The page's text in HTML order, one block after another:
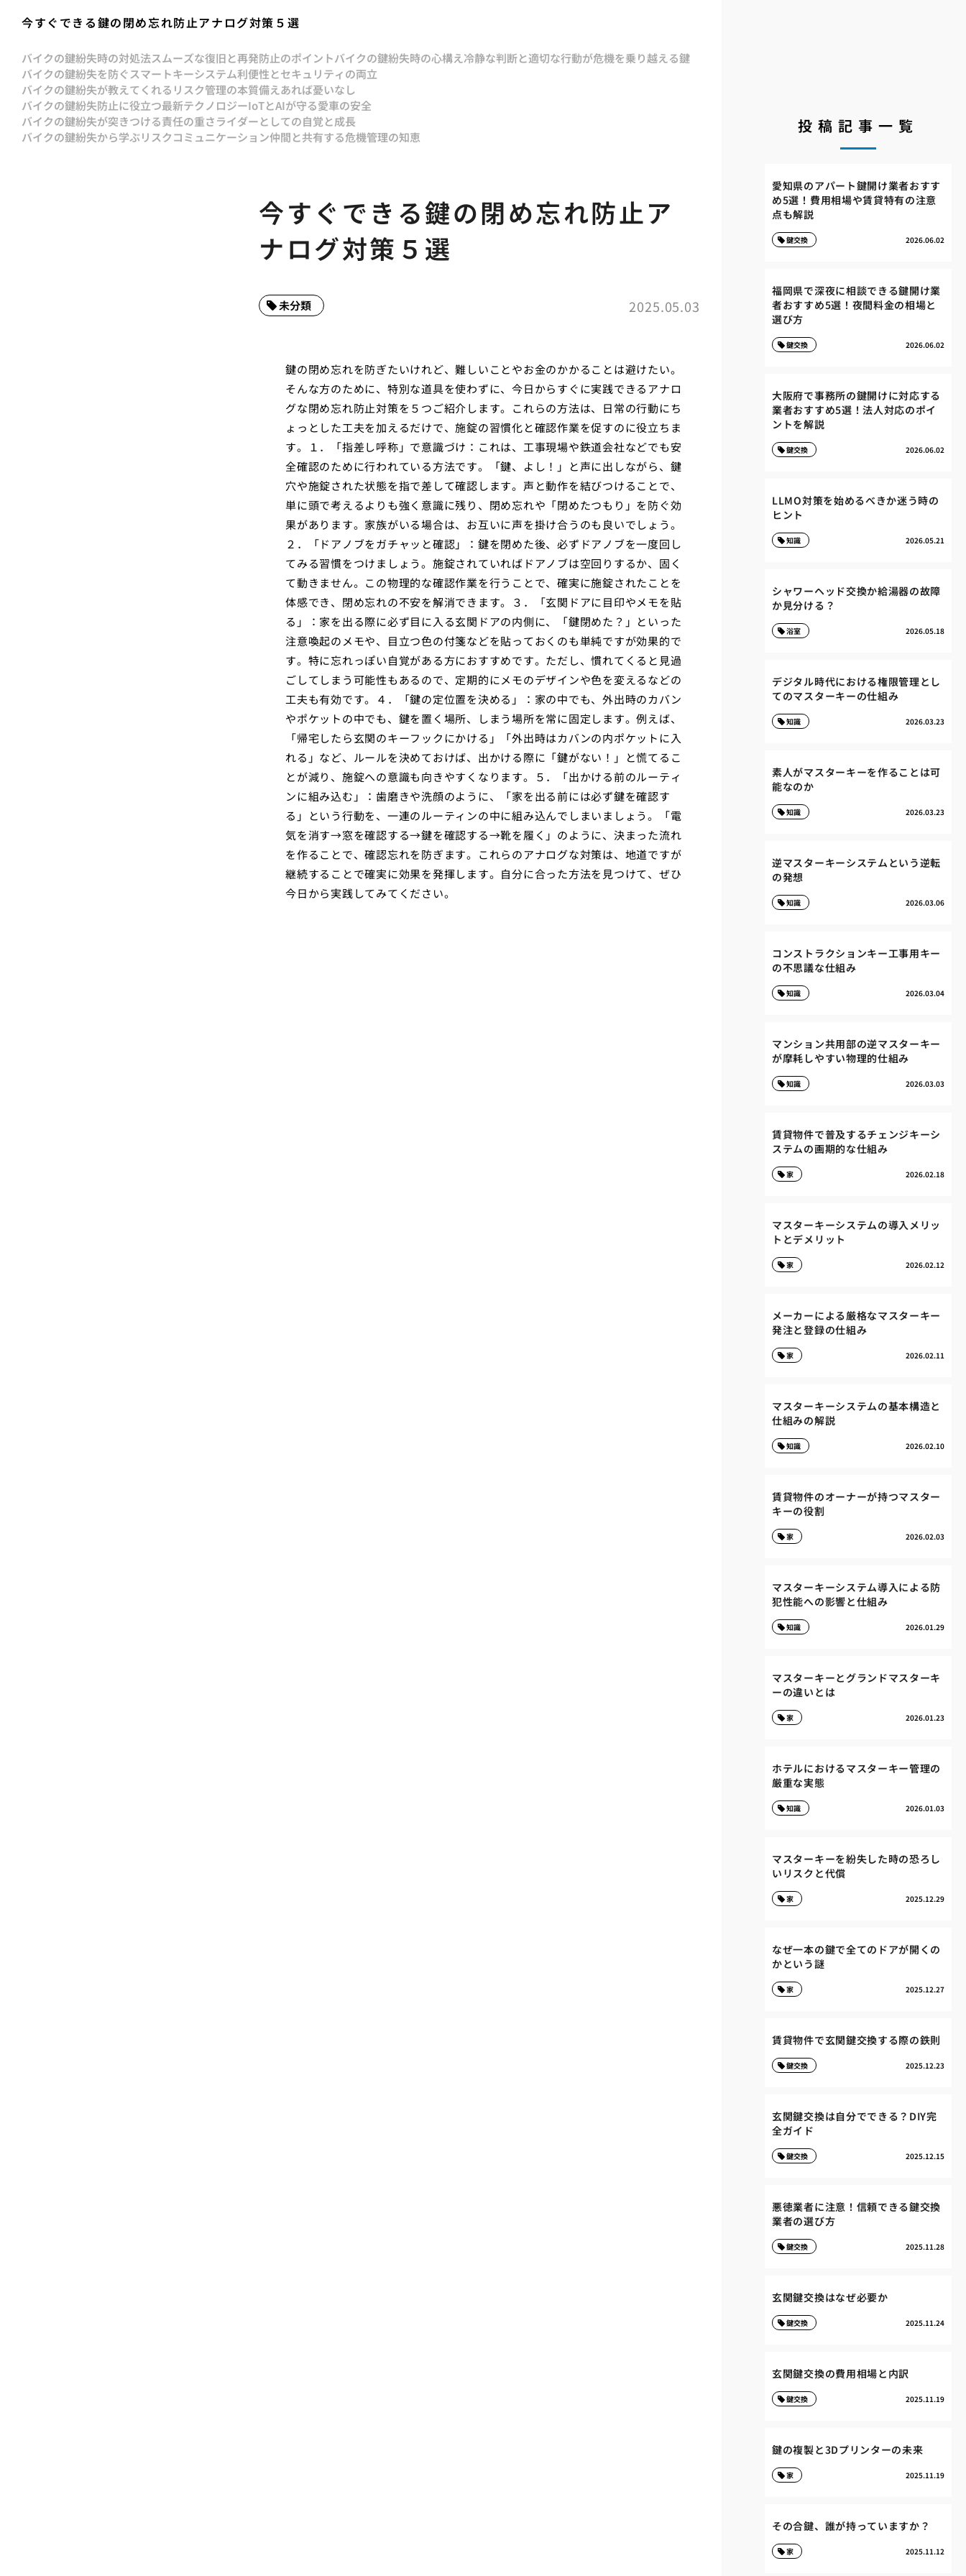
今すぐできる鍵の閉め忘れ防止アナログ対策５選
バイクの鍵紛失時の対処法スムーズな復旧と再発防止のポイントバイクの鍵紛失時の心構え冷静な判断と適切な行動が危機を乗り越える鍵
バイクの鍵紛失を防ぐスマートキーシステム利便性とセキュリティの両立
バイクの鍵紛失が教えてくれるリスク管理の本質備えあれば憂いなし
バイクの鍵紛失防止に役立つ最新テクノロジーIoTとAIが守る愛車の安全
バイクの鍵紛失が突きつける責任の重さライダーとしての自覚と成長
バイクの鍵紛失から学ぶリスクコミュニケーション仲間と共有する危機管理の知恵
今すぐできる鍵の閉め忘れ防止ア
ナログ対策５選
2025.05.03
未分類
鍵の閉め忘れを防ぎたいけれど、難しいことやお金のかかることは避けたい。
そんな方のために、特別な道具を使わずに、今日からすぐに実践できるアナロ
グな閉め忘れ防止対策を５つご紹介します。これらの方法は、日常の行動にち
ょっとした工夫を加えるだけで、施錠の習慣化と確認作業を促すのに役立ちま
す。１．「指差し呼称」で意識づけ：これは、工事現場や鉄道会社などでも安
全確認のために行われている方法です。「鍵、よし！」と声に出しながら、鍵
穴や施錠された状態を指で差して確認します。声と動作を結びつけることで、
単に頭で考えるよりも強く意識に残り、閉め忘れや「閉めたつもり」を防ぐ効
果があります。家族がいる場合は、お互いに声を掛け合うのも良いでしょう。
２．「ドアノブをガチャッと確認」：鍵を閉めた後、必ずドアノブを一度回し
てみる習慣をつけましょう。施錠されていればドアノブは空回りするか、固く
て動きません。この物理的な確認作業を行うことで、確実に施錠されたことを
体感でき、閉め忘れの不安を解消できます。３．「玄関ドアに目印やメモを貼
る」：家を出る際に必ず目に入る玄関ドアの内側に、「鍵閉めた？」といった
注意喚起のメモや、目立つ色の付箋などを貼っておくのも単純ですが効果的で
す。特に忘れっぽい自覚がある方におすすめです。ただし、慣れてくると見過
ごしてしまう可能性もあるので、定期的にメモのデザインや色を変えるなどの
工夫も有効です。４．「鍵の定位置を決める」：家の中でも、外出時のカバン
やポケットの中でも、鍵を置く場所、しまう場所を常に固定します。例えば、
「帰宅したら玄関のキーフックにかける」「外出時はカバンの内ポケットに入
れる」など、ルールを決めておけば、出かける際に「鍵がない！」と慌てるこ
とが減り、施錠への意識も向きやすくなります。５．「出かける前のルーティ
ンに組み込む」：歯磨きや洗顔のように、「家を出る前には必ず鍵を確認す
る」という行動を、一連のルーティンの中に組み込んでしまいましょう。「電
気を消す→窓を確認する→鍵を確認する→靴を履く」のように、決まった流れ
を作ることで、確認忘れを防ぎます。これらのアナログな対策は、地道ですが
継続することで確実に効果を発揮します。自分に合った方法を見つけて、ぜひ
今日から実践してみてください。
投稿記事一覧
愛知県のアパート鍵開け業者おすす
め5選！費用相場や賃貸特有の注意
点も解説
2026.06.02
鍵交換
福岡県で深夜に相談できる鍵開け業
者おすすめ5選！夜間料金の相場と
選び方
2026.06.02
鍵交換
大阪府で事務所の鍵開けに対応する
業者おすすめ5選！法人対応のポイ
ントを解説
2026.06.02
鍵交換
LLMO対策を始めるべきか迷う時の
ヒント
2026.05.21
知識
シャワーヘッド交換か給湯器の故障
か見分ける？
2026.05.18
浴室
デジタル時代における権限管理とし
てのマスターキーの仕組み
2026.03.23
知識
素人がマスターキーを作ることは可
能なのか
2026.03.23
知識
逆マスターキーシステムという逆転
の発想
2026.03.06
知識
コンストラクションキー工事用キー
の不思議な仕組み
2026.03.04
知識
マンション共用部の逆マスターキー
が摩耗しやすい物理的仕組み
2026.03.03
知識
賃貸物件で普及するチェンジキーシ
ステムの画期的な仕組み
2026.02.18
家
マスターキーシステムの導入メリッ
トとデメリット
2026.02.12
家
メーカーによる厳格なマスターキー
発注と登録の仕組み
2026.02.11
家
マスターキーシステムの基本構造と
仕組みの解説
2026.02.10
知識
賃貸物件のオーナーが持つマスター
キーの役割
2026.02.03
家
マスターキーシステム導入による防
犯性能への影響と仕組み
2026.01.29
知識
マスターキーとグランドマスターキ
ーの違いとは
2026.01.23
家
ホテルにおけるマスターキー管理の
厳重な実態
2026.01.03
知識
マスターキーを紛失した時の恐ろし
いリスクと代償
2025.12.29
家
なぜ一本の鍵で全てのドアが開くの
かという謎
2025.12.27
家
賃貸物件で玄関鍵交換する際の鉄則
2025.12.23
鍵交換
玄関鍵交換は自分でできる？DIY完
全ガイド
2025.12.15
鍵交換
悪徳業者に注意！信頼できる鍵交換
業者の選び方
2025.11.28
鍵交換
玄関鍵交換はなぜ必要か
2025.11.24
鍵交換
玄関鍵交換の費用相場と内訳
2025.11.19
鍵交換
鍵の複製と3Dプリンターの未来
2025.11.19
家
その合鍵、誰が持っていますか？
2025.11.12
家